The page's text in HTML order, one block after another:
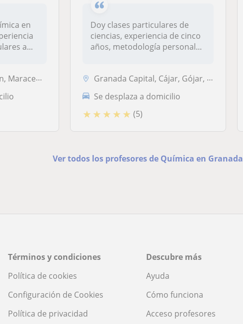
en
a...
Pulianas
Doy clases particulares de
ciencias, experiencia de cinco
años, metodología personal...
Granada Capital, Cájar, Gójar, La Zubia, Ogíjares
Se desplaza a domicilio
★ ★ ★ ★ ★ (5)
Ver todos los profesores de Química en Granada
Términos y condiciones
Política de cookies
Configuración de Cookies
Política de privacidad
Descubre más
Ayuda
Cómo funciona
Acceso profesores